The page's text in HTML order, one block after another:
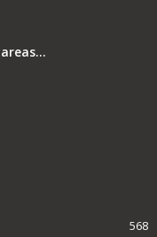
568